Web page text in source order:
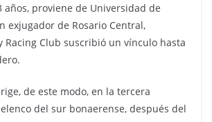
años, proviene de Universidad de
exjugador de Rosario Central,
Racing Club suscribió un vínculo hasta
de este modo, en la tercera
del sur bonaerense, después del